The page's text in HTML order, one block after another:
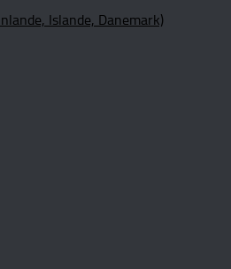
Islande, Danemark)